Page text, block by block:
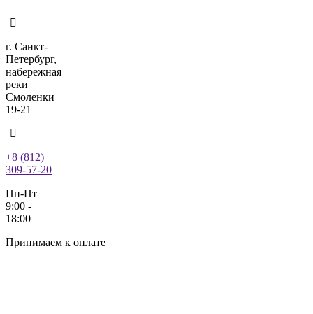
г. Санкт-
Петербург,
набережная
реки
Смоленки
19-21
+8 (812)
309-57-20
Пн-Пт
9:00 -
18:00
Принимаем к оплате